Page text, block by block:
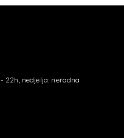
22h, nedjelja: neradna